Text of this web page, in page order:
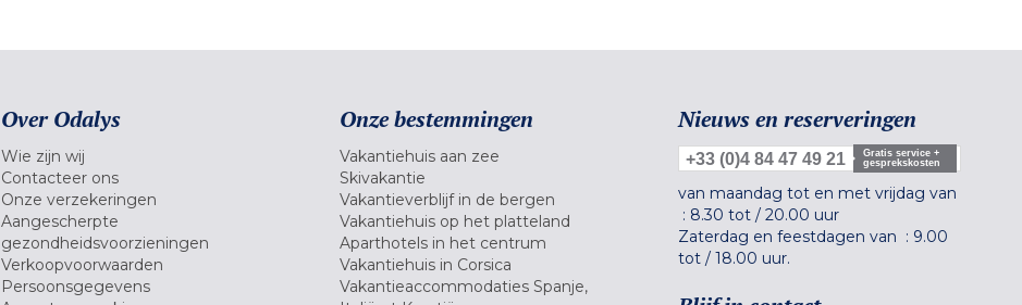
Over Odalys
Wie zijn wij
Contacteer ons
Onze verzekeringen
Aangescherpte
gezondheidsvoorzieningen
Verkoopvoorwaarden
Persoonsgegevens
Onze bestemmingen
Vakantiehuis aan zee
Skivakantie
Vakantieverblijf in de bergen
Vakantiehuis op het platteland
Aparthotels in het centrum
Vakantiehuis in Corsica
Vakantieaccommodaties Spanje,
Nieuws en reserveringen
+33 (0)4 84 47 49 21
Gratis service +
gesprekskosten
van maandag tot en met vrijdag van
: 8.30 tot / 20.00 uur
Zaterdag en feestdagen van : 9.00
tot / 18.00 uur.